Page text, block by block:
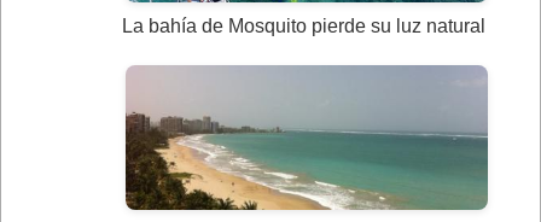
La bahía de Mosquito pierde su luz natural